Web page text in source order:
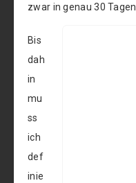
zwar in genau 30 Tagen.
Bis
dah
in
mu
ss
ich
def
inie